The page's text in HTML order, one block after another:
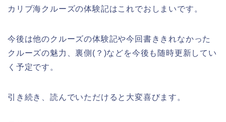
カリブ海クルーズの体験記はこれでおしまいです。
今後は他のクルーズの体験記や今回書ききれなかった
クルーズの魅力、裏側(？)などを今後も随時更新してい
く予定です。
引き続き、読んでいただけると大変喜びます。